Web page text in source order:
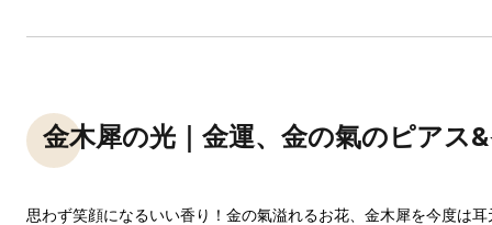
金木犀の光｜金運、金の氣のピアス
思わず笑顔になるいい香り！金の氣溢れるお花、金木犀を今度は